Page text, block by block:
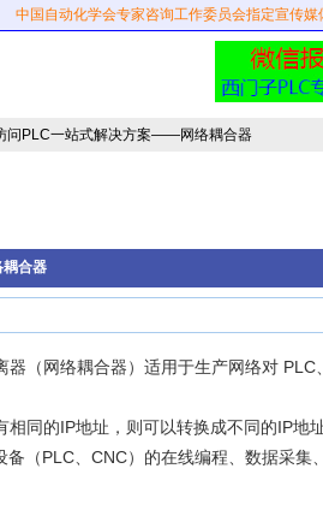
中国自动化学会专家咨询工作委员会指定宣传媒
问PLC一站式解决方案——网络耦合器
合器
器（网络耦合器）适用于生产网络对
相同的IP地址，则可以转换成不同的IP
（PLC、CNC）的在线编程、数据采集